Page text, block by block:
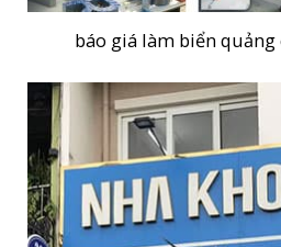
báo giá làm biển quảng